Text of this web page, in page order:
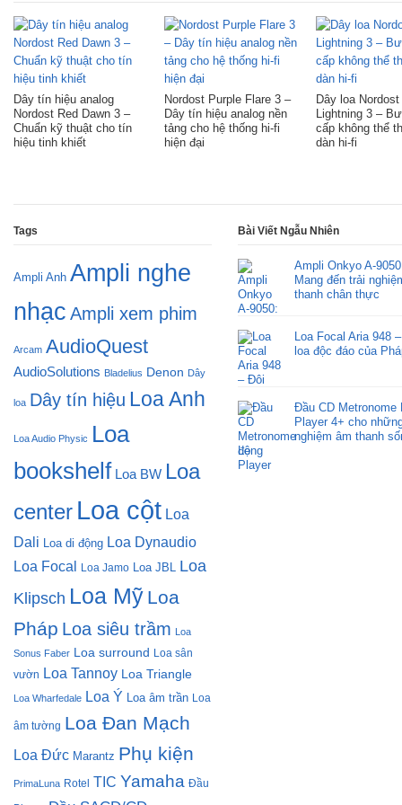
Dây tín hiệu analog
Nordost Red Dawn 3 –
Chuẩn kỹ thuật cho tín
hiệu tinh khiết
Nordost Purple Flare 3 –
Dây tín hiệu analog nền
tảng cho hệ thống hi-fi
hiện đại
Dây loa
Lightning 3 –
cấp không thể
dàn hi-fi
Tags
Ampli Anh Ampli nghe
nhạc Ampli xem phim
Arcam AudioQuest
AudioSolutions Bladelius Denon Dây
loa Dây tín hiệu Loa Anh
Loa Audio Physic Loa
bookshelf Loa BW Loa
center Loa cột Loa
Dali Loa di động Loa Dynaudio
Loa Focal
Loa Jamo Loa JBL Loa
Klipsch Loa Mỹ Loa
Pháp Loa siêu trầm
Loa
Sonus Faber Loa surround Loa sân
vườn Loa Tannoy Loa Triangle
Loa Wharfedale Loa Ý Loa âm trần Loa
âm tường Loa Đan Mạch
Loa Đức Marantz Phụ kiện
PrimaLuna Rotel TIC Yamaha Đầu
Bài Viết Ngẫu Nhiên
Ampli Onkyo A-
Mang đến trải
thanh chân thực
Loa Focal Aria 948
loa độc đáo của
Đầu CD Metronome
Player 4+ cho
nghiệm âm thanh
động